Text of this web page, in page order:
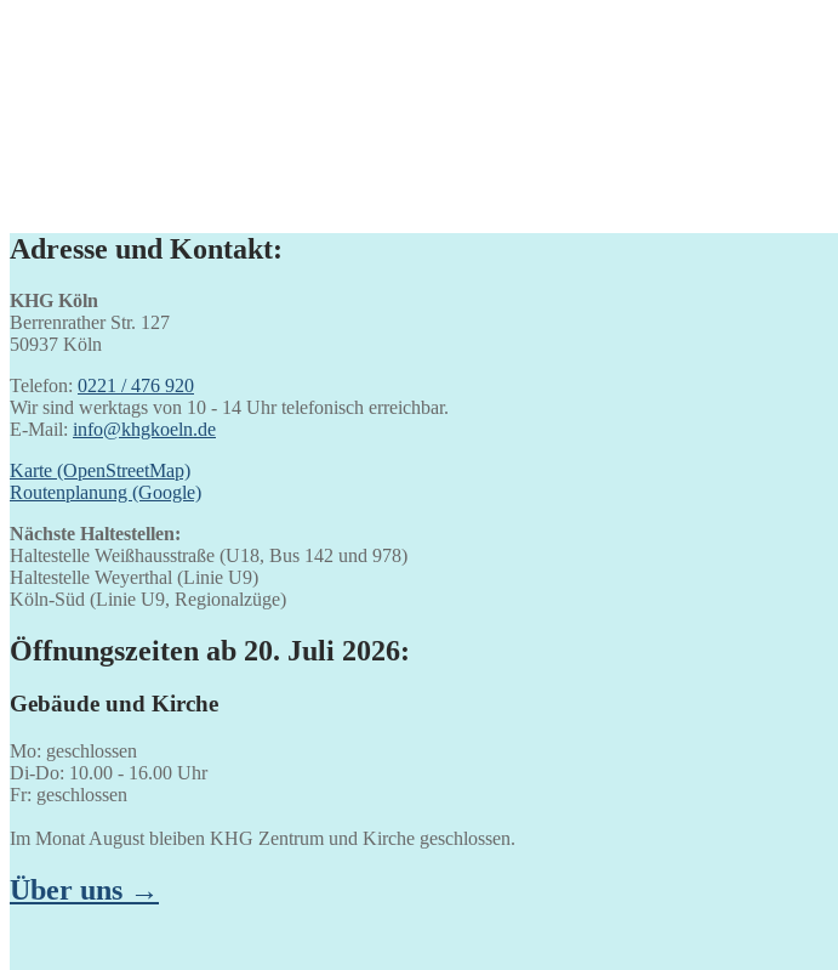
Adresse und Kontakt:
KHG Köln
Berrenrather Str. 127
50937 Köln
Telefon: 0221 / 476 920
Wir sind werktags von 10 - 14 Uhr telefonisch erreichbar.
E-Mail: info@khgkoeln.de
Karte (OpenStreetMap)
Routenplanung (Google)
Nächste Haltestellen:
Haltestelle Weißhausstraße (U18, Bus 142 und 978)
Haltestelle Weyerthal (Linie U9)
Köln-Süd (Linie U9, Regionalzüge)
Öffnungszeiten ab 20. Juli 2026:
Gebäude und Kirche
Mo: geschlossen
Di-Do: 10.00 - 16.00 Uhr
Fr: geschlossen
Im Monat August bleiben KHG Zentrum und Kirche geschlossen.
Über uns →